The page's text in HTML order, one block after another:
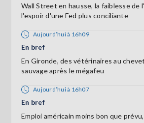
Wall Street en hausse, la faiblesse de
l'espoir d'une Fed plus conciliante
Aujourd’hui à 16h09
En bref
En Gironde, des vétérinaires au
sauvage après le mégafeu
Aujourd’hui à 16h07
En bref
Emploi américain moins bon que